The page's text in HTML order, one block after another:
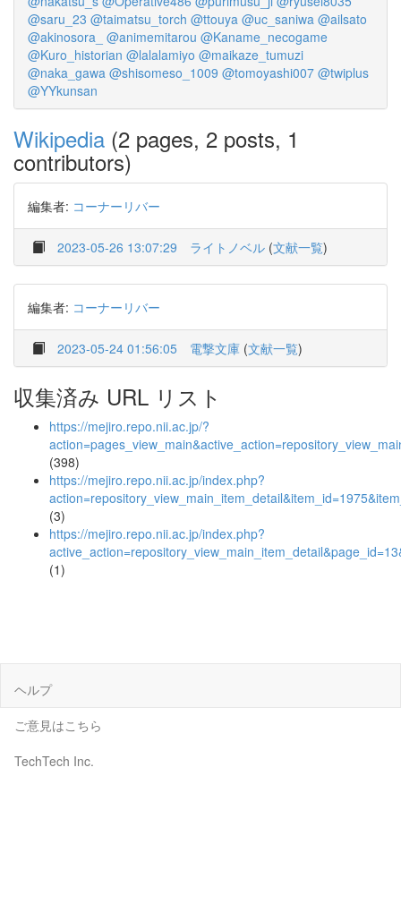
@saru_23 @taimatsu_torch @ttouya @uc_saniwa @ailsato
@akinosora_ @animemitarou @Kaname_necogame
@Kuro_historian @lalalamiyo @maikaze_tumuzi
@naka_gawa @shisomeso_1009 @tomoyashi007 @twiplus
@YYkunsan
Wikipedia (2 pages, 2 posts, 1
contributors)
編集者: コーナーリバー
2023-05-26 13:07:29 ライトノベル (文献一覧)
編集者: コーナーリバー
2023-05-24 01:56:05 電撃文庫 (文献一覧)
収集済み URL リスト
https://mejiro.repo.nii.ac.jp/?
(398)
https://mejiro.repo.nii.ac.jp/index.php?
(3)
https://mejiro.repo.nii.ac.jp/index.php?
(1)
ヘルプ
ご意見はこちら
TechTech Inc.